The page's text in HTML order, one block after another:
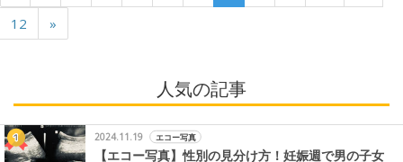
12
»
人気の記事
2024.11.19 エコー写真
【エコー写真】性別の見分け方！妊娠週で男の子女